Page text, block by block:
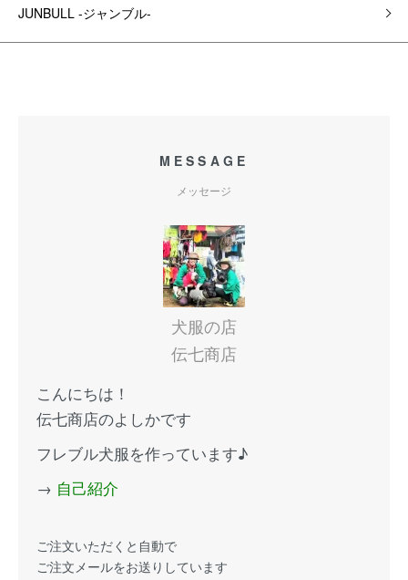
JUNBULL -ジャンブル-
MESSAGE
メッセージ
犬服の店
伝七商店
こんにちは！
伝七商店のよしかです
フレブル犬服を作っています♪
→ 自己紹介
ご注文いただくと自動で
ご注文メールをお送りしています